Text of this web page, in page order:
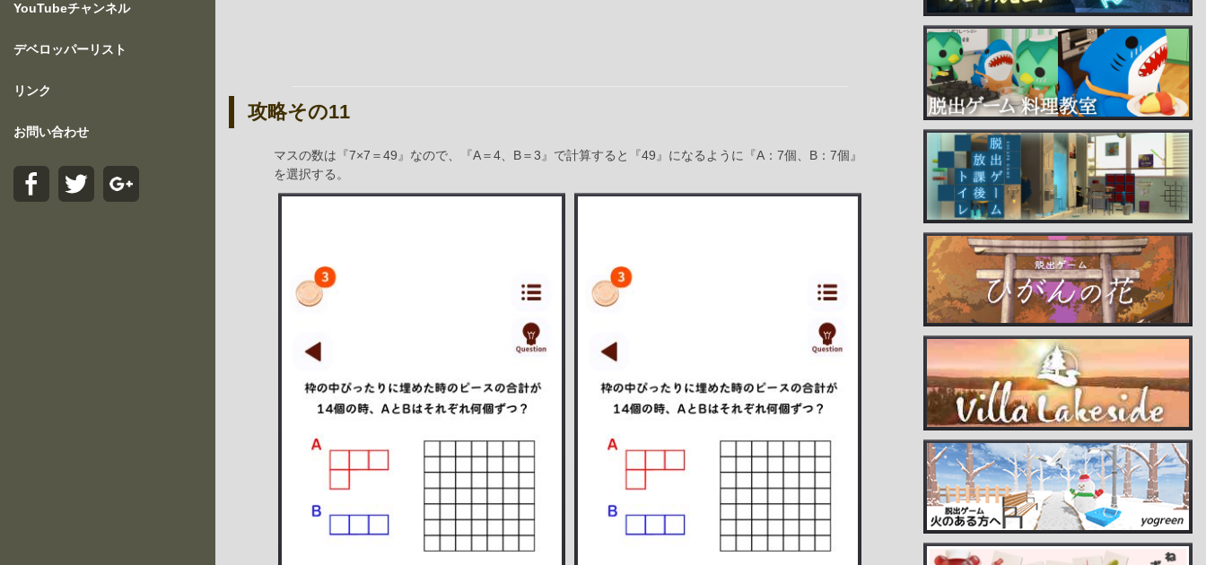
YouTubeチャンネル
デベロッパーリスト
リンク
お問い合わせ
攻略その11
マスの数は『7×7＝49』なので、『A＝4、B＝3』で計算すると『49』になるように『A：7個、B：7個』
を選択する。